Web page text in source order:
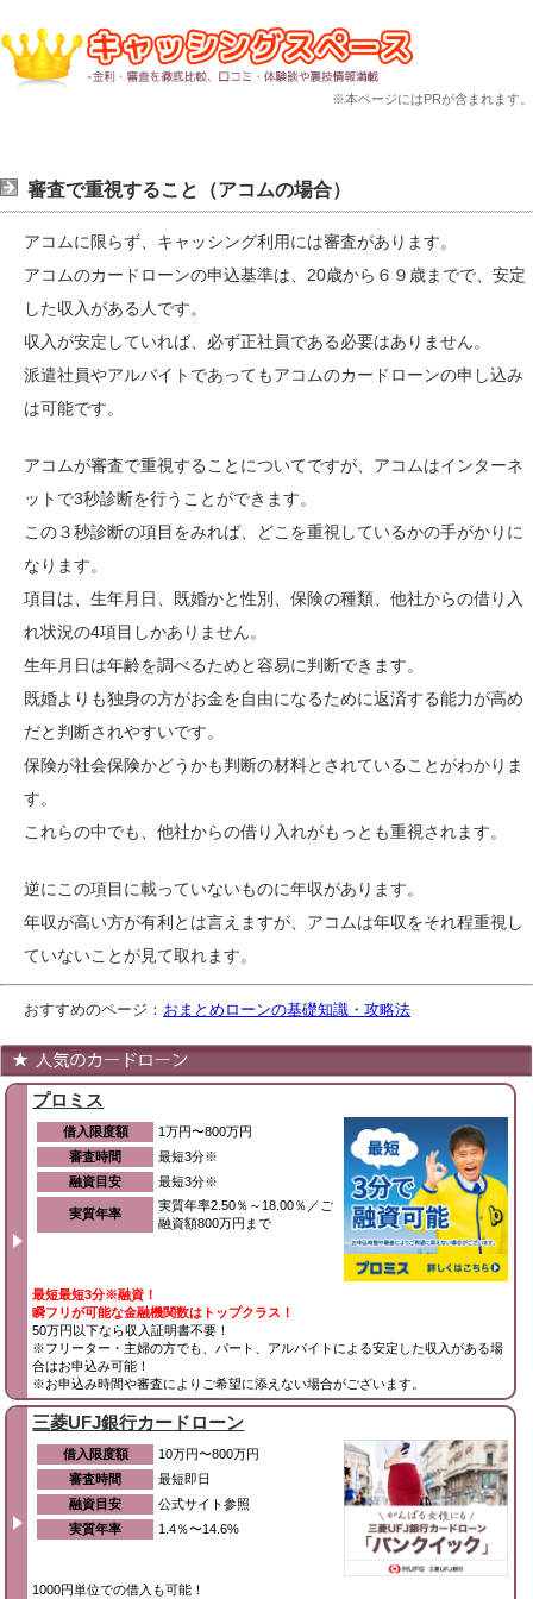
※本ページにはPRが含まれます。
審査で重視すること（アコムの場合）
アコムに限らず、キャッシング利用には審査があります。
アコムのカードローンの申込基準は、20歳から６９歳までで、安定
した収入がある人です。
収入が安定していれば、必ず正社員である必要はありません。
派遣社員やアルバイトであってもアコムのカードローンの申し込み
は可能です。
アコムが審査で重視することについてですが、アコムはインターネ
ットで3秒診断を行うことができます。
この３秒診断の項目をみれば、どこを重視しているかの手がかりに
なります。
項目は、生年月日、既婚かと性別、保険の種類、他社からの借り入
れ状況の4項目しかありません。
生年月日は年齢を調べるためと容易に判断できます。
既婚よりも独身の方がお金を自由になるために返済する能力が高め
だと判断されやすいです。
保険が社会保険かどうかも判断の材料とされていることがわかりま
す。
これらの中でも、他社からの借り入れがもっとも重視されます。
逆にこの項目に載っていないものに年収があります。
年収が高い方が有利とは言えますが、アコムは年収をそれ程重視し
ていないことが見て取れます。
おすすめのページ： おまとめローンの基礎知識・攻略法
プロミス
借入限度額
1万円〜800万円
審査時間
最短3分※
融資目安
最短3分※
実質年率
実質年率2.50％～18.00％／ご
融資額800万円まで
最短最短3分※融資！
瞬フリが可能な金融機関数はトップクラス！
50万円以下なら収入証明書不要！
※フリーター・主婦の方でも、パート、アルバイトによる安定した収入がある場
合はお申込み可能！
※お申込み時間や審査によりご希望に添えない場合がございます。
三菱UFJ銀行カードローン
借入限度額
10万円〜800万円
審査時間
最短即日
融資目安
公式サイト参照
実質年率
1.4％〜14.6%
1000円単位での借入も可能！